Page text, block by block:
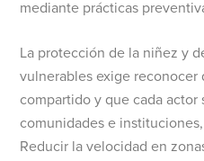
mediante prácticas
La protección de la niñez y
vulnerables exige reconocer
compartido y que cada actor
comunidades e
Reducir la velocidad en